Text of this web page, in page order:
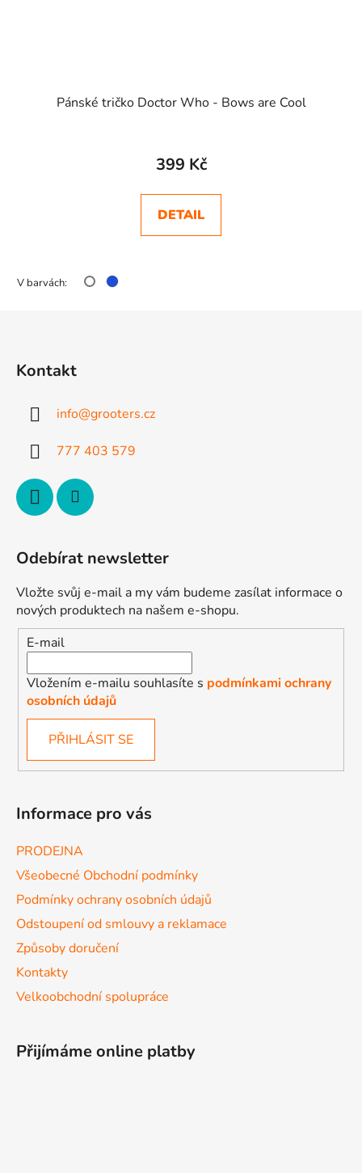
Pánské tričko Doctor Who - Bows are Cool
399 Kč
DETAIL
V barvách:
Kontakt
info@grooters.cz
777 403 579
Odebírat newsletter
Vložte svůj e-mail a my vám budeme zasílat informace o
nových produktech na našem e-shopu.
E-mail
Vložením e-mailu souhlasíte s podmínkami ochrany
osobních údajů
PŘIHLÁSIT SE
Informace pro vás
PRODEJNA
Všeobecné Obchodní podmínky
Podmínky ochrany osobních údajů
Odstoupení od smlouvy a reklamace
Způsoby doručení
Kontakty
Velkoobchodní spolupráce
Přijímáme online platby